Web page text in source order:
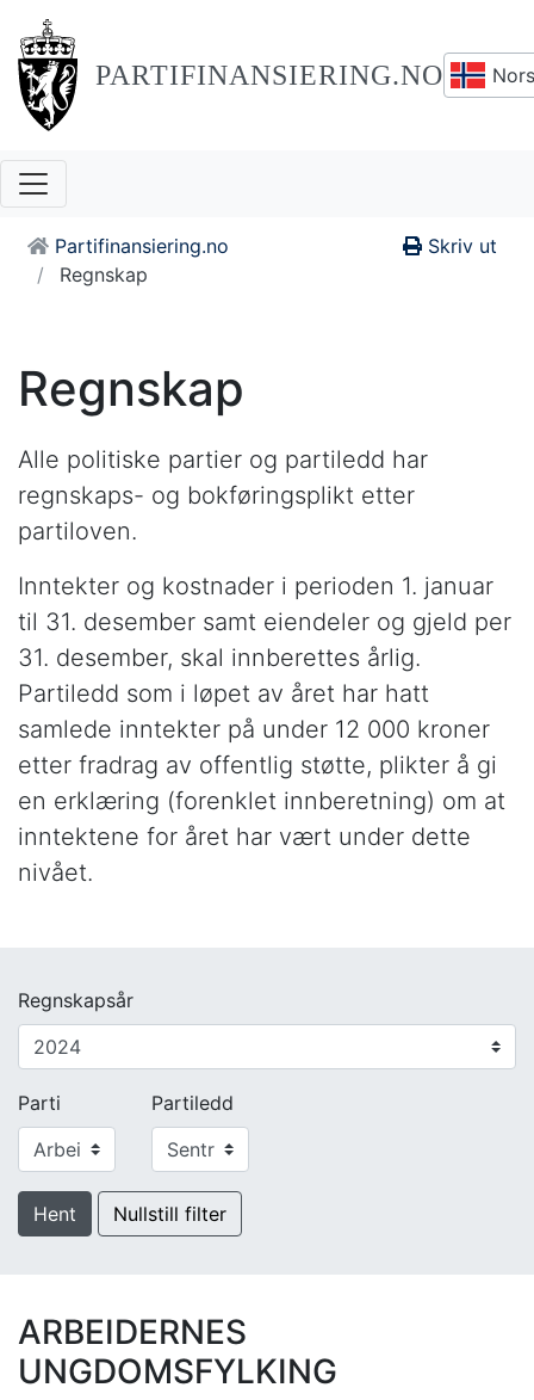
PARTIFINANSIERING.NO
Partifinansiering.no
Regnskap
Skriv ut
Regnskap
Alle politiske partier og partiledd har
regnskaps- og bokføringsplikt etter
partiloven.
Inntekter og kostnader i perioden 1. januar
til 31. desember samt eiendeler og gjeld per
31. desember, skal innberettes årlig.
Partiledd som i løpet av året har hatt
samlede inntekter på under 12 000 kroner
etter fradrag av offentlig støtte, plikter å gi
en erklæring (forenklet innberetning) om at
inntektene for året har vært under dette
nivået.
Regnskapsår
Parti Partiledd
Hent Nullstill filter
ARBEIDERNES
UNGDOMSFYLKING